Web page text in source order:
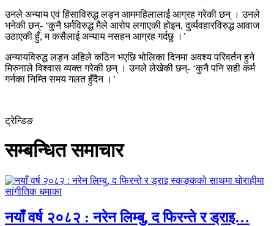
उनले अन्याय एवं हिंसाविरुद्ध लड्न आममहिलालाई आग्रह गरेकी छन् । उनले
भनेकी छन्- ‘कुनै धर्मविरुद्ध मैले आरोप लगाएकी होइन, दुर्व्यवहारविरुद्ध आवाज
उठाएकी हुँ, म कसैलाई अन्याय नसहन आग्रह गर्दछु ।’
अन्यायविरुद्ध लड्न अहिले कठिन भएछि भोलिका दिनमा अवश्य परिवर्तन हुने
मिरुनाले विश्वास व्यक्त गरेकी छन् । उनले लेखेकी छन्- ‘कुनै पनि सही कर्म
गर्नका निम्ति समय गलत हुँदैन ।’
ट्रेन्डिङ
सम्बन्धित समाचार
नयाँ वर्ष २०८२ : नरेन लिम्बु, द फिरन्ते र ड्राइ…